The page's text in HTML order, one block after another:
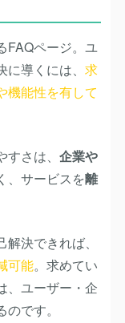
FAQページ。ユ
導くには、 求
機能性を有して
さは、 企業や
、サービスを離
決できれば、
可能。求めてい
、ユーザー・企
です。